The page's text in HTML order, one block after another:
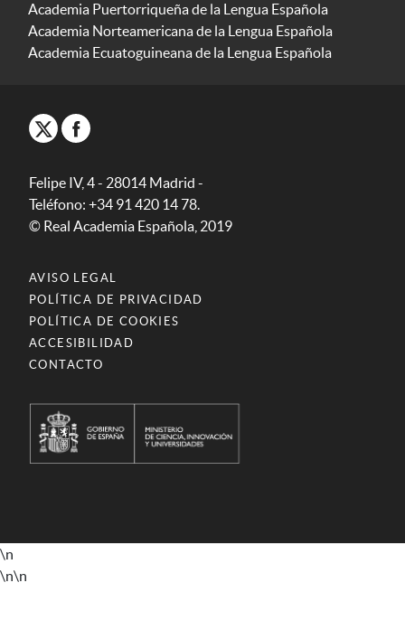
Academia Puertorriqueña de la Lengua Española
Academia Norteamericana de la Lengua Española
Academia Ecuatoguineana de la Lengua Española
Felipe IV, 4 - 28014 Madrid -
Teléfono: +34 91 420 14 78.
© Real Academia Española, 2019
AVISO LEGAL
POLÍTICA DE PRIVACIDAD
POLÍTICA DE COOKIES
ACCESIBILIDAD
CONTACTO
\n
\n\n